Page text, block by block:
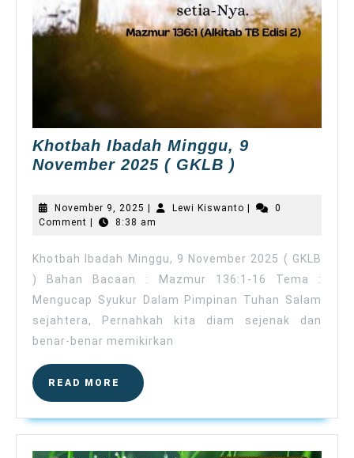
Khotbah Ibadah Minggu, 9
November 2025 ( GKLB )
Minggu,
2025
(
GKLB
November 9, 2025 November
9,
| Lewi Kiswanto Lewi
|
0
Comment | 8:38 am
Khotbah Ibadah Minggu, 9 November 2025 ( GKLB
) Bahan Bacaan : Mazmur 136:1-16 Tema :
Mengucap Syukur Dalam Pimpinan Tuhan Salam
sejahtera, Pernahkah kita diam sejenak dan
benar-benar memikirkan
READ MORE
READ
MORE